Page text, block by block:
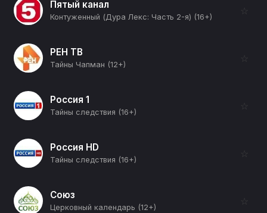
Пятый канал
Контуженный (Дура Лекс: Часть 2-я) (16+)
☆
РЕН ТВ
Тайны Чапман (12+)
☆
Россия 1
Тайны следствия (16+)
☆
Россия HD
Тайны следствия (16+)
☆
Союз
Церковный календарь (12+)
☆